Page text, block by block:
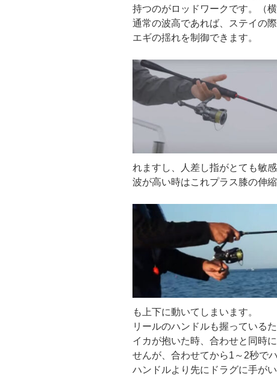
持つのがロッドワークです。（
通常の波高であれば、ステイの
エギの揺れを制御できます。
れますし、人差し指がとても敏
波が高い時はこれプラス膝の伸
も上下に動いてしまいます。
リールのハンドルも握っている
イカが抱いた時、合わせと同時
せんが、合わせてから1～2秒で
ハンドルより先にドラグに手が